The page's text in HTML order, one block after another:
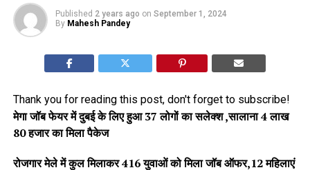
Published 2 years ago on September 1, 2024
By Mahesh Pandey
Thank you for reading this post, don't forget to subscribe!
मेगा जॉब फेयर में दुबई के लिए हुआ 37 लोगों का सलेक्श ,सालाना 4 लाख
80 हजार का मिला पैकेज
रोजगार मेले में कुल मिलाकर 416 युवाओं को मिला जॉब ऑफर,12 महिलाएं